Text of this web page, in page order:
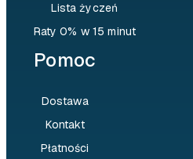
Lista życzeń
Raty 0% w 15 minut
Pomoc
Dostawa
Kontakt
Płatności